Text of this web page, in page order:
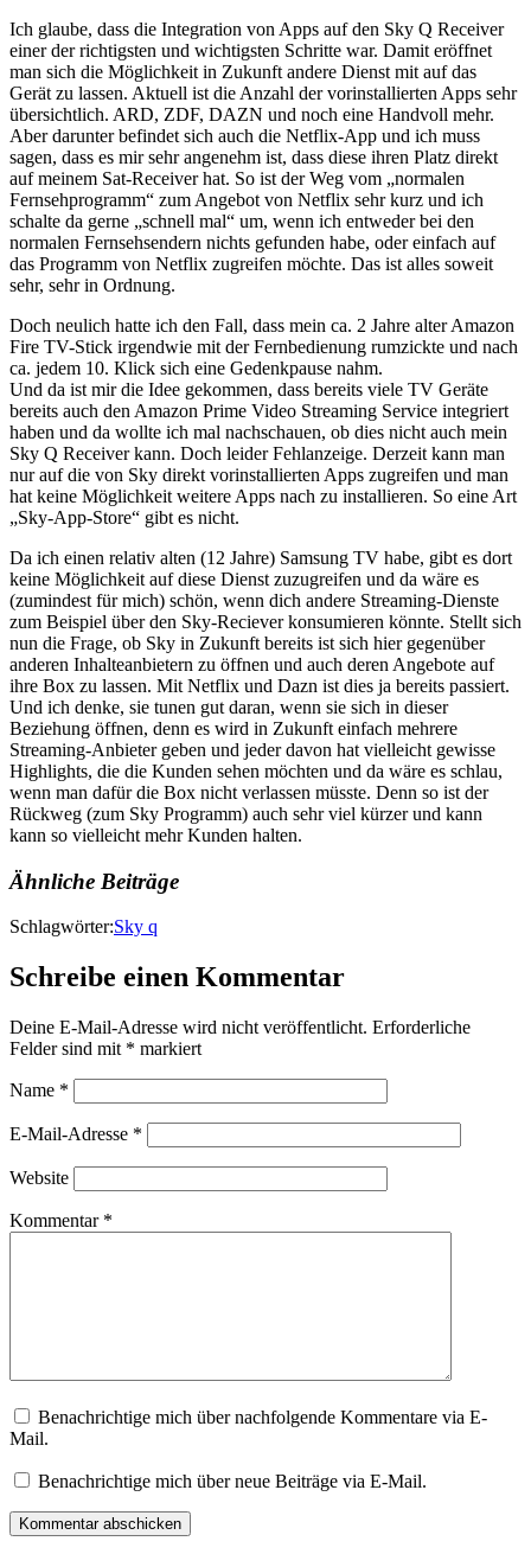
Ich glaube, dass die Integration von Apps auf den Sky Q Receiver
einer der richtigsten und wichtigsten Schritte war. Damit eröffnet
man sich die Möglichkeit in Zukunft andere Dienst mit auf das
Gerät zu lassen. Aktuell ist die Anzahl der vorinstallierten Apps sehr
übersichtlich. ARD, ZDF, DAZN und noch eine Handvoll mehr.
Aber darunter befindet sich auch die Netflix-App und ich muss
sagen, dass es mir sehr angenehm ist, dass diese ihren Platz direkt
auf meinem Sat-Receiver hat. So ist der Weg vom „normalen
Fernsehprogramm“ zum Angebot von Netflix sehr kurz und ich
schalte da gerne „schnell mal“ um, wenn ich entweder bei den
normalen Fernsehsendern nichts gefunden habe, oder einfach auf
das Programm von Netflix zugreifen möchte. Das ist alles soweit
sehr, sehr in Ordnung.
Doch neulich hatte ich den Fall, dass mein ca. 2 Jahre alter Amazon
Fire TV-Stick irgendwie mit der Fernbedienung rumzickte und nach
ca. jedem 10. Klick sich eine Gedenkpause nahm.
Und da ist mir die Idee gekommen, dass bereits viele TV Geräte
bereits auch den Amazon Prime Video Streaming Service integriert
haben und da wollte ich mal nachschauen, ob dies nicht auch mein
Sky Q Receiver kann. Doch leider Fehlanzeige. Derzeit kann man
nur auf die von Sky direkt vorinstallierten Apps zugreifen und man
hat keine Möglichkeit weitere Apps nach zu installieren. So eine Art
„Sky-App-Store“ gibt es nicht.
Da ich einen relativ alten (12 Jahre) Samsung TV habe, gibt es dort
keine Möglichkeit auf diese Dienst zuzugreifen und da wäre es
(zumindest für mich) schön, wenn dich andere Streaming-Dienste
zum Beispiel über den Sky-Reciever konsumieren könnte. Stellt sich
nun die Frage, ob Sky in Zukunft bereits ist sich hier gegenüber
anderen Inhalteanbietern zu öffnen und auch deren Angebote auf
ihre Box zu lassen. Mit Netflix und Dazn ist dies ja bereits passiert.
Und ich denke, sie tunen gut daran, wenn sie sich in dieser
Beziehung öffnen, denn es wird in Zukunft einfach mehrere
Streaming-Anbieter geben und jeder davon hat vielleicht gewisse
Highlights, die die Kunden sehen möchten und da wäre es schlau,
wenn man dafür die Box nicht verlassen müsste. Denn so ist der
Rückweg (zum Sky Programm) auch sehr viel kürzer und kann
kann so vielleicht mehr Kunden halten.
Ähnliche Beiträge
Schlagwörter:Sky q
Schreibe einen Kommentar
Deine E-Mail-Adresse wird nicht veröffentlicht. Erforderliche
Felder sind mit * markiert
Name *
E-Mail-Adresse *
Website
Kommentar *
Benachrichtige mich über nachfolgende Kommentare via E-
Mail.
Benachrichtige mich über neue Beiträge via E-Mail.